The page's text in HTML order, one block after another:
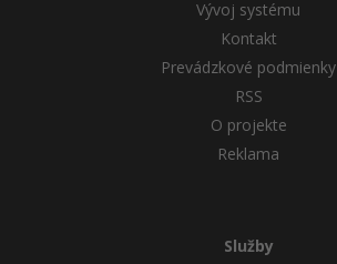
Vývoj systému
Kontakt
Prevádzkové podmienky
RSS
O projekte
Reklama
Služby